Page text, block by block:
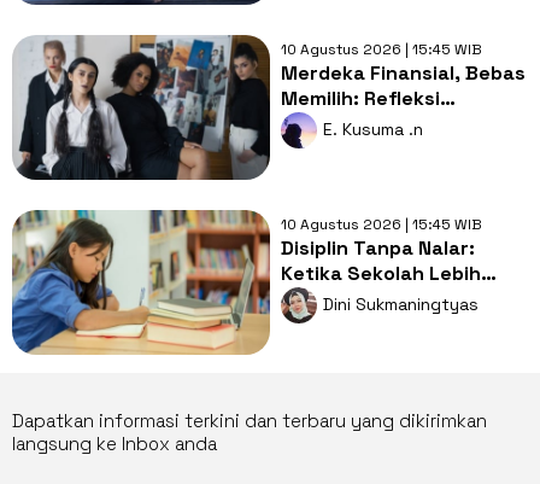
10 Agustus 2026 | 15:45 WIB
Merdeka Finansial, Bebas
Memilih: Refleksi
Perempuan Pekerja di
HUT ke-81 RI
E. Kusuma .n
10 Agustus 2026 | 15:45 WIB
Disiplin Tanpa Nalar:
Ketika Sekolah Lebih
Sibuk Mengatur daripada
Mendidik
Dini Sukmaningtyas
Dapatkan informasi terkini dan terbaru yang dikirimkan
langsung ke Inbox anda